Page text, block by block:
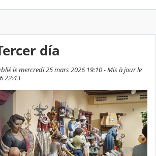
día
le mercredi 25 mars 2026 19:10 - Mis à jour le
22:43